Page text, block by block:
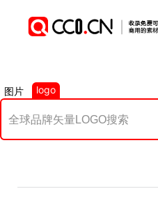
图片 logo